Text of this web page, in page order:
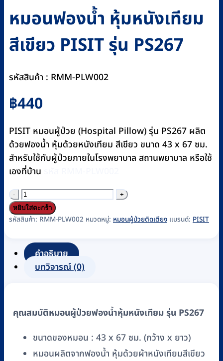
หมอนฟองน้ำ หุ้มหนังเทียม
สีเขียว PISIT รุ่น PS267
รหัสสินค้า : RMM-PLW002
฿440
PISIT หมอนผู้ป่วย (Hospital Pillow) รุ่น PS267 ผลิต
ด้วยฟองน้ำ หุ้มด้วยหนังเทียม สีเขียว ขนาด 43 x 67 ซม.
สำหรับใช้กับผู้ป่วยภายในโรงพยาบาล สถานพยาบาล หรือใช้
เองที่บ้าน
จำนวน
หมอน
ฟองน้ำ
หนัง
เทียม
รุ่น
ชิ้น
หยิบใส่ตะกร้า
รหัสสินค้า: RMM-PLW002 หมวดหมู่: หมอนผู้ป่วยติดเตียง แบรนด์: PISIT
คำอธิบาย
บทวิจารณ์ (0)
คุณสมบัติหมอนผู้ป่วยฟองน้ำหุ้มหนังเทียม รุ่น PS267
ขนาดของหมอน : 43 x 67 ซม. (กว้าง x ยาว)
หมอนผลิตจากฟองน้ำ หุ้มด้วยผ้าหนังเทียมสีเขียว